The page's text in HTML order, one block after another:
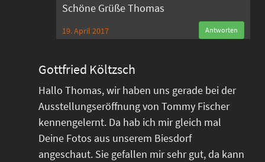
Schöne Grüße Thomas
19. April 2017 Antworten
Gottfried Költzsch
Hallo Thomas, wir haben uns gerade bei der
Ausstellungseröffnung von Tommy Fischer
kennengelernt. Da hab ich mir gleich mal
Deine Fotos aus unserem Biesdorf
angeschaut. Sie gefallen mir sehr gut, da kann